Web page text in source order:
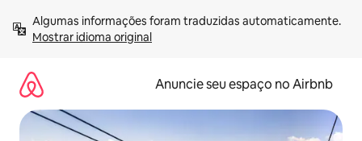
para
Mostrar idioma original
Anuncie seu espaço no Airbnb